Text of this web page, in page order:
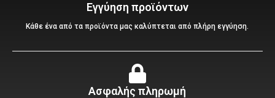
Εγγύηση προϊόντων
Κάθε ένα από τα προϊόντα μας καλύπτεται από πλήρη εγγύηση.
Ασφαλής πληρωμή